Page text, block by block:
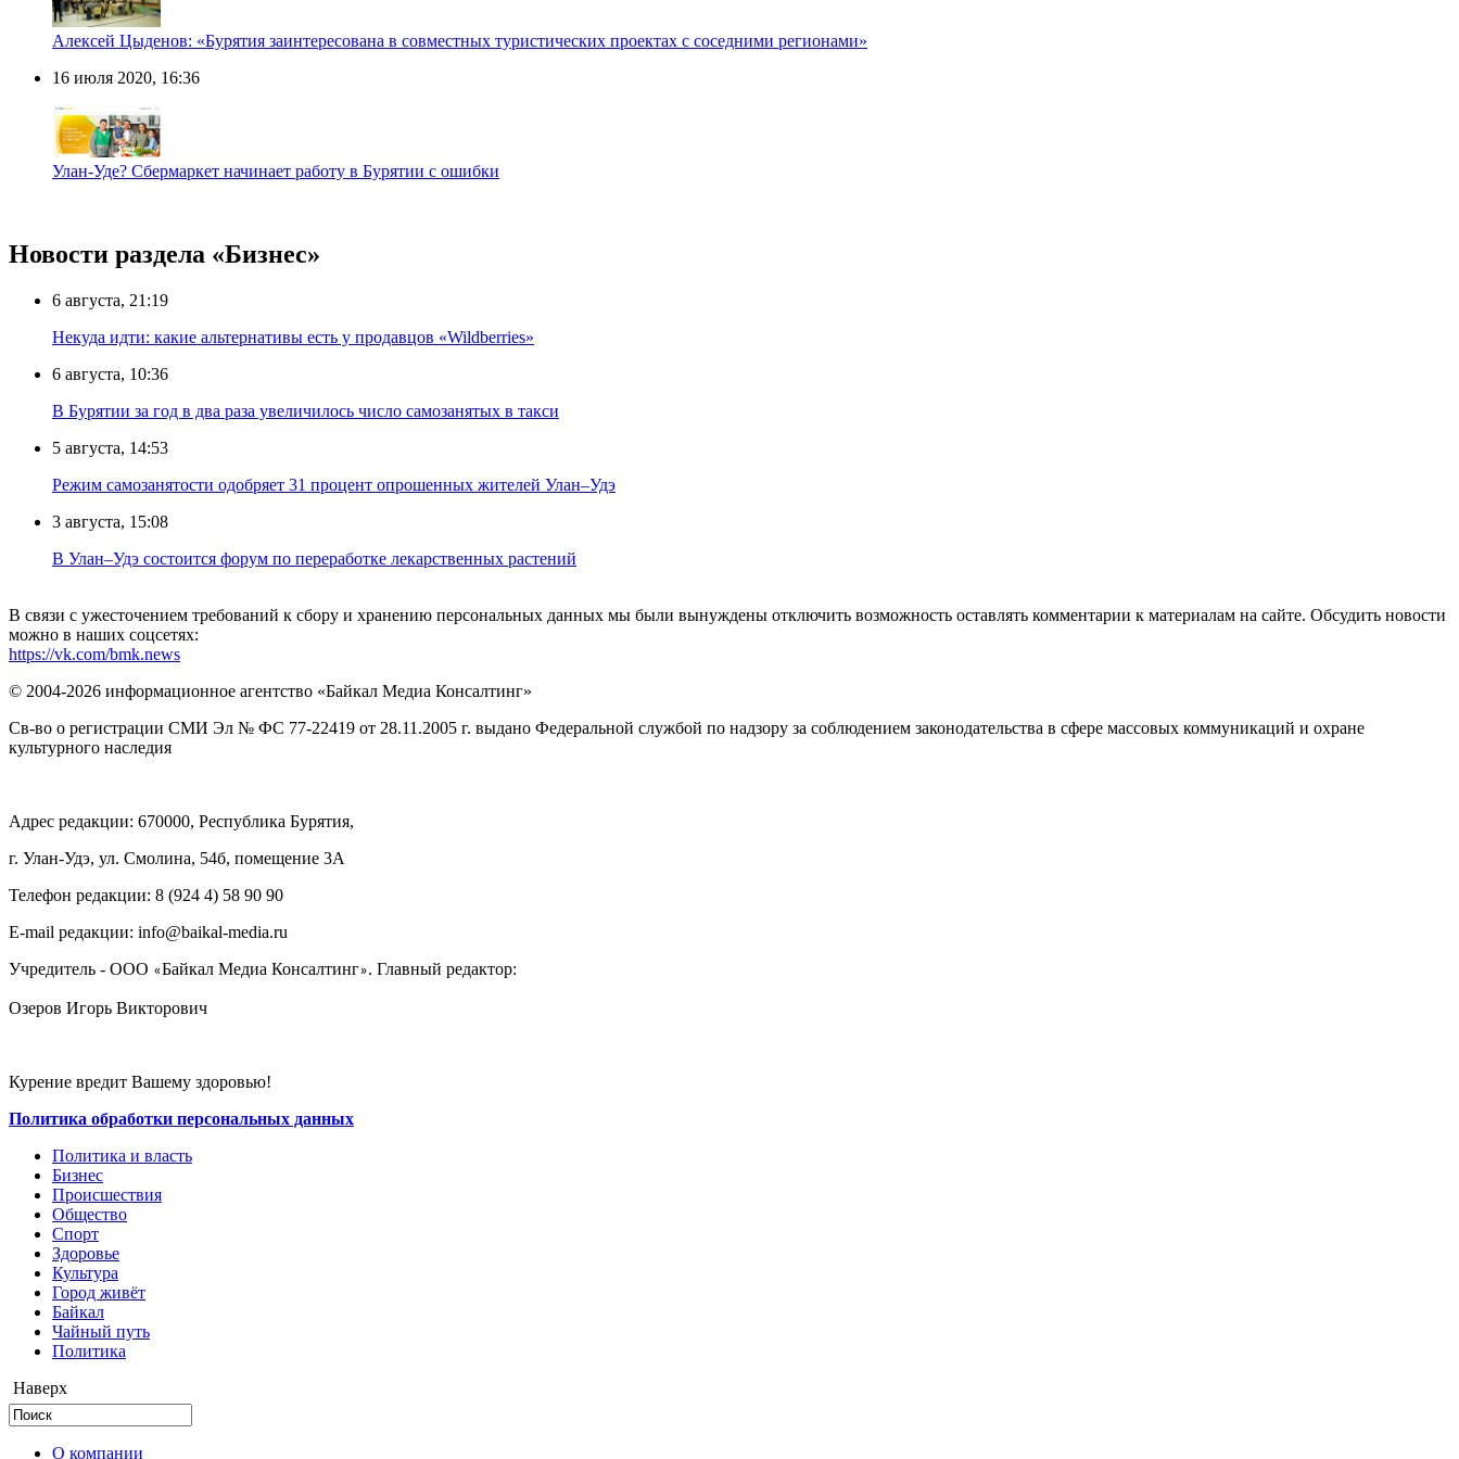
Алексей Цыденов: «Бурятия заинтересована в совместных туристических проектах с соседними регионами»
16 июля 2020, 16:36
Улан-Уде? Сбермаркет начинает работу в Бурятии с ошибки
Новости раздела «Бизнес»
6 августа, 21:19
Некуда идти: какие альтернативы есть у продавцов «Wildberries»
6 августа, 10:36
В Бурятии за год в два раза увеличилось число самозанятых в такси
5 августа, 14:53
Режим самозанятости одобряет 31 процент опрошенных жителей Улан–Удэ
3 августа, 15:08
В Улан–Удэ состоится форум по переработке лекарственных растений
В связи с ужесточением требований к сбору и хранению персональных данных мы были вынуждены отключить возможность оставлять комментарии к материалам на сайте. Обсудить новости
можно в наших соцсетях:
https://vk.com/bmk.news
© 2004-2026 информационное агентство «Байкал Медиа Консалтинг»
Св-во о регистрации СМИ Эл № ФС 77-22419 от 28.11.2005 г. выдано Федеральной службой по надзору за соблюдением законодательства в сфере массовых коммуникаций и охране
культурного наследия
Адрес редакции: 670000, Республика Бурятия,
г. Улан-Удэ, ул. Смолина, 54б, помещение 3А
Телефон редакции: ‎‎8 (924 4) 58 90 90
E-mail редакции: info@baikal-media.ru
Учредитель - ООО «Байкал Медиа Консалтинг». Главный редактор:
Озеров Игорь Викторович
Курение вредит Вашему здоровью!
Политика обработки персональных данных
Политика и власть
Бизнес
Происшествия
Общество
Cпорт
Здоровье
Культура
Город живёт
Байкал
Чайный путь
Политика
Наверх
О компании